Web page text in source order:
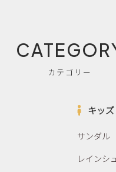
カテゴリー
キッズ
サンダル
レインシ